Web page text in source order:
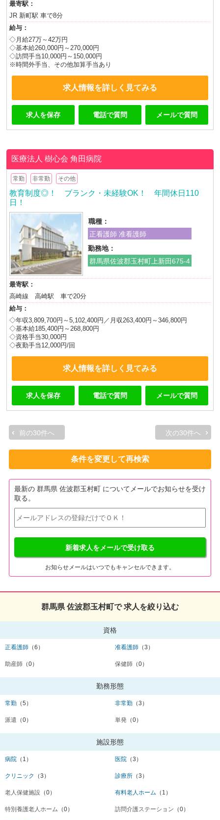
最寄駅：
JR 新町駅 車で8分
給与：
◇月給27万～42万円
◇基本給260,000円～270,000円
◇訪問手当10,000円～150,000円
※時間外手当、その他加算手当あり
求人情報を詳しく見てみる
求人を保存 電話で質問 メールで質問
医療法人 樹心会角田病院
常勤 非常勤 その他
教育制度◎！ ブランク・未経験OK！ 年間休日110
日！
職種：
正看護師 准看護師
勤務地：
群馬県佐波郡玉村町上新田675-4
最寄駅：
高崎線 高崎駅 車で20分
給与：
◇年収3,809,700円～5,102,400円／月収263,400円～346,800円
◇基本給185,400円～268,800円
◇資格手当30,000円
◇夜勤手当12,000円/回
求人情報を詳しく見てみる
求人を保存 電話で質問 メールで質問
前の30件へ 次の30件へ
条件を変更して再検索
最新の 群馬県 佐波郡玉村町 についてメールでお知らせを受け
取る。
新着求人をメールで受け取る
お知らせメールはいつでもキャンセルできます。
群馬県 佐波郡玉村町で 求人を絞り込む
資格
正看護師 （6） 准看護師 （3）
助産師 （0） 保健師 （0）
勤務形態
常勤 （5） 非常勤 （3）
派遣 （0） 単発 （0）
施設形態
病院 （1） 医院 （3）
クリニック （3） 診療所 （3）
老人保健施設 （0） 有料老人ホーム （1）
特別養護老人ホーム （0） 訪問介護ステーション （0）